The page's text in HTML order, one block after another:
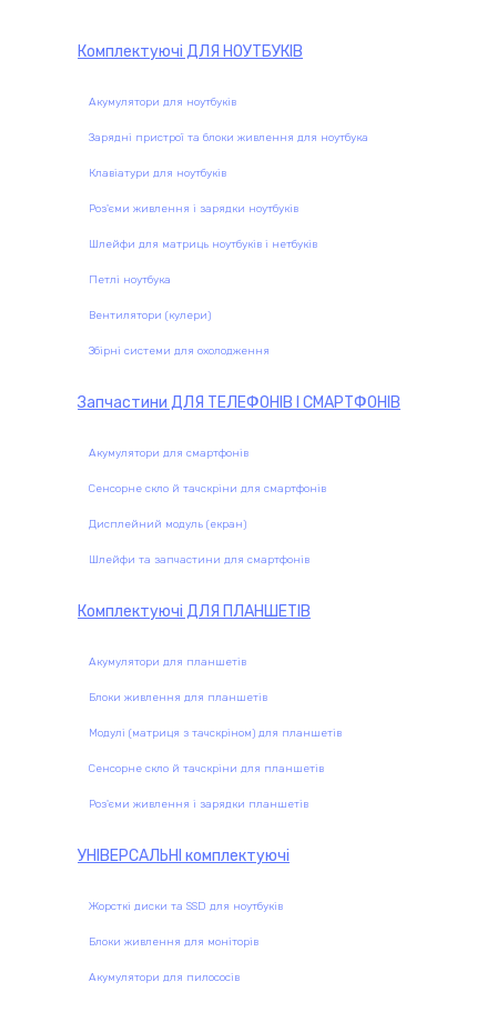
Комплектуючі ДЛЯ НОУТБУКІВ
Акумулятори для ноутбуків
Зарядні пристрої та блоки живлення для ноутбука
Клавіатури для ноутбуків
Роз'єми живлення і зарядки ноутбуків
Шлейфи для матриць ноутбуків і нетбуків
Петлі ноутбука
Вентилятори (кулери)
Збірні системи для охолодження
Запчастини ДЛЯ ТЕЛЕФОНІВ І СМАРТФОНІВ
Акумулятори для смартфонів
Сенсорне скло й тачскріни для смартфонів
Дисплейний модуль (екран)
Шлейфи та запчастини для смартфонів
Комплектуючі ДЛЯ ПЛАНШЕТІВ
Акумулятори для планшетів
Блоки живлення для планшетів
Модулі (матриця з тачскріном) для планшетів
Сенсорне скло й тачскріни для планшетів
Роз'єми живлення і зарядки планшетів
УНІВЕРСАЛЬНІ комплектуючі
Жорсткі диски та SSD для ноутбуків
Блоки живлення для моніторів
Акумулятори для пилососів